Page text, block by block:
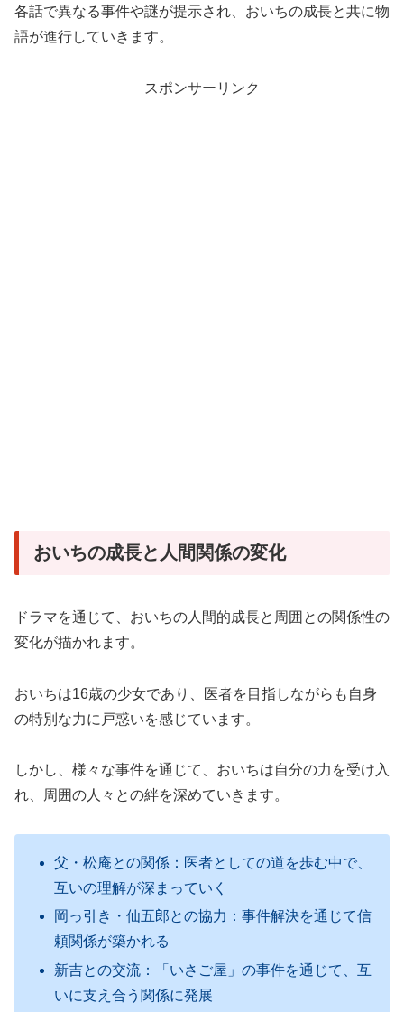
各話で異なる事件や謎が提示され、おいちの成長と共に物
語が進行していきます。
スポンサーリンク
おいちの成長と人間関係の変化
ドラマを通じて、おいちの人間的成長と周囲との関係性の
変化が描かれます。
おいちは16歳の少女であり、医者を目指しながらも自身
の特別な力に戸惑いを感じています。
しかし、様々な事件を通じて、おいちは自分の力を受け入
れ、周囲の人々との絆を深めていきます。
父・松庵との関係：医者としての道を歩む中で、
互いの理解が深まっていく
岡っ引き・仙五郎との協力：事件解決を通じて信
頼関係が築かれる
新吉との交流：「いさご屋」の事件を通じて、互
いに支え合う関係に発展